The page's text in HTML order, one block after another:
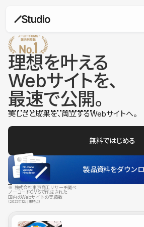
理想を叶える
Webサイトを、
最速で公開。
美しさと成果を、両立するWebサイトへ。
無料ではじめる
製品資料をダウン
※ 株式会社東京商工リサーチ調べ
ノーコードCMSで作成された
国内のWebサイトの実績数
（2025年12月末時点）